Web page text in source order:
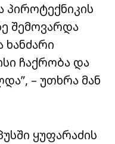
პიროტექნიკის
შემოვარდა
ჩაქრობა და
– უთხრა მან
ყუფარაძის